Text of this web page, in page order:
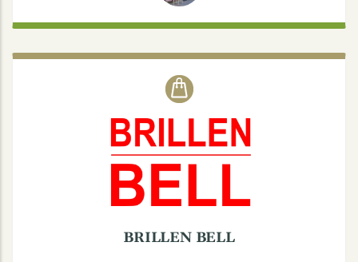
BRILLEN BELL
BRILLEN BELL
Nordstraße 22, 48149 Münster
Mo. - Fr.: 9:30-18:30
Sa.: 9:30-13:30